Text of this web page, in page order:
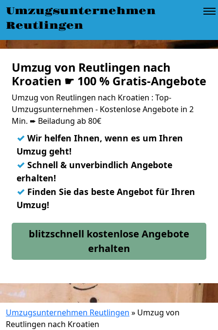
Umzugsunternehmen
Reutlingen
Umzug von Reutlingen nach
Kroatien ☛ 100 % Gratis-Angebote
Umzug von Reutlingen nach Kroatien : Top-
Umzugsunternehmen - Kostenlose Angebote in 2
Min. ➨ Beiladung ab 80€
✓ Wir helfen Ihnen, wenn es um Ihren
Umzug geht!
✓ Schnell & unverbindlich Angebote
erhalten!
✓ Finden Sie das beste Angebot für Ihren
Umzug!
blitzschnell kostenlose Angebote
erhalten
Umzugsunternehmen Reutlingen » Umzug von
Reutlingen nach Kroatien